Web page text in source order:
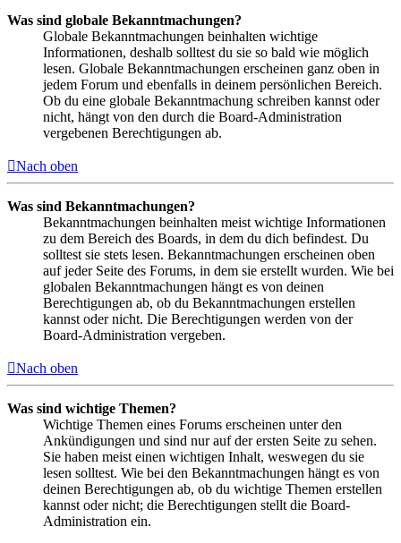
Was sind globale Bekanntmachungen?
Globale Bekanntmachungen beinhalten wichtige
Informationen, deshalb solltest du sie so bald wie möglich
lesen. Globale Bekanntmachungen erscheinen ganz oben in
jedem Forum und ebenfalls in deinem persönlichen Bereich.
Ob du eine globale Bekanntmachung schreiben kannst oder
nicht, hängt von den durch die Board-Administration
vergebenen Berechtigungen ab.
Nach oben
Was sind Bekanntmachungen?
Bekanntmachungen beinhalten meist wichtige Informationen
zu dem Bereich des Boards, in dem du dich befindest. Du
solltest sie stets lesen. Bekanntmachungen erscheinen oben
auf jeder Seite des Forums, in dem sie erstellt wurden. Wie bei
globalen Bekanntmachungen hängt es von deinen
Berechtigungen ab, ob du Bekanntmachungen erstellen
kannst oder nicht. Die Berechtigungen werden von der
Board-Administration vergeben.
Nach oben
Was sind wichtige Themen?
Wichtige Themen eines Forums erscheinen unter den
Ankündigungen und sind nur auf der ersten Seite zu sehen.
Sie haben meist einen wichtigen Inhalt, weswegen du sie
lesen solltest. Wie bei den Bekanntmachungen hängt es von
deinen Berechtigungen ab, ob du wichtige Themen erstellen
kannst oder nicht; die Berechtigungen stellt die Board-
Administration ein.